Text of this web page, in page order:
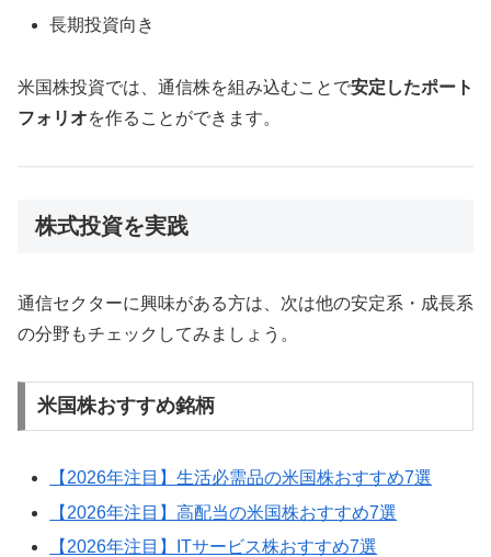
長期投資向き
米国株投資では、通信株を組み込むことで安定したポート
フォリオを作ることができます。
株式投資を実践
通信セクターに興味がある方は、次は他の安定系・成長系
の分野もチェックしてみましょう。
米国株おすすめ銘柄
【2026年注目】生活必需品の米国株おすすめ7選
【2026年注目】高配当の米国株おすすめ7選
【2026年注目】ITサービス株おすすめ7選